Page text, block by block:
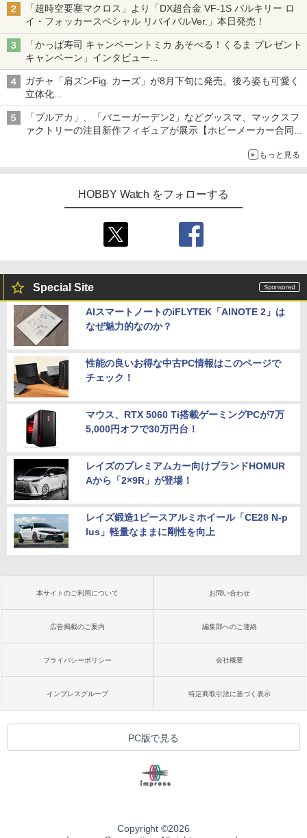
「超時空要塞マクロス」より「DX超合金 VF-1S バルキリー ロ
イ・フォッカースペシャル リバイバルVer.」本日発売！
「かっぱ寿司 キャンペーントミカ あそべる！くるま プレゼント
キャンペーン」インタビュー
子どもが楽しめるかっぱ寿司ならではの体験とコラボの楽しさを
追求
ガチャ「肩ズンFig. カーズ」が8月下旬に発売。後ろ姿も可愛く
立体化
ライトニング・マックィーンやメーターなど4種がラインナップ
「ブルアカ」、「バニーガーデン2」などグッスマ、マックスフ
ァクトリーの注目新作フィギュアが展示【ホビーメーカー合同展
もっと見る
HOBBY Watch をフォローする
Special Site
AIスマートノートのiFLYTEK「AINOTE 2」は
なぜ魅力的なのか？
性能の良いお得な中古PC情報はこのページで
チェック！
マウス、RTX 5060 Ti搭載ゲーミングPCが7万
5,000円オフで30万円台！
レイズのプレミアムカー向けブランドHOMUR
Aから「2×9R」が登場！
レイズ鍛造1ピースアルミホイール「CE28 N-p
lus」軽量なままに剛性を向上
本サイトのご利用について お問い合わせ
広告掲載のご案内 編集部へのご連絡
プライバシーポリシー 会社概要
インプレスグループ 特定商取引法に基づく表示
PC版で見る
Copyright ©2026